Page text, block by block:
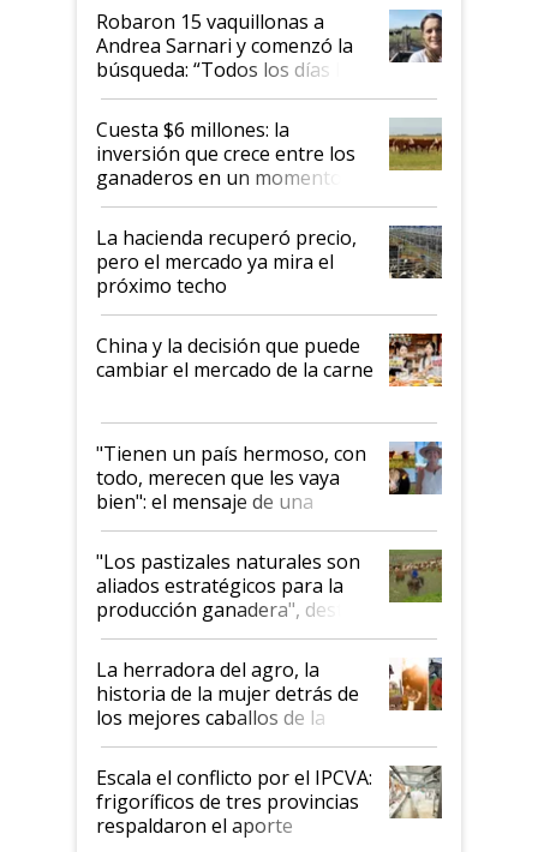
Robaron 15 vaquillonas a
Andrea Sarnari y comenzó la
búsqueda: “Todos los días le
toca a algún productor”
Cuesta $6 millones: la
inversión que crece entre los
ganaderos en un momento
histórico para la actividad
La hacienda recuperó precio,
pero el mercado ya mira el
próximo techo
China y la decisión que puede
cambiar el mercado de la carne
"Tienen un país hermoso, con
todo, merecen que les vaya
bien": el mensaje de una
ganadera uruguaya sobre las
oportunidades que se abren
para el agro en Argentina, con
foco en la carne
"Los pastizales naturales son
aliados estratégicos para la
producción ganadera", destaca
la iniciativa que ya reúne a 46
establecimientos en Argentina
La herradora del agro, la
historia de la mujer detrás de
los mejores caballos de la
Argentina y los mitos que
todavía hacen sufrir a estos
animales: "Mientras me
descalificaban, yo seguí
haciendo currículum"
Escala el conflicto por el IPCVA:
frigoríficos de tres provincias
respaldaron el aporte